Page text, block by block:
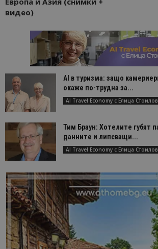
видео)
AI в туризма: защо
окаже по-трудна за...
AI Travel Economy с Елица
Тим Браун: Хотелите губят
данните и липсващи...
AI Travel Economy с Елица